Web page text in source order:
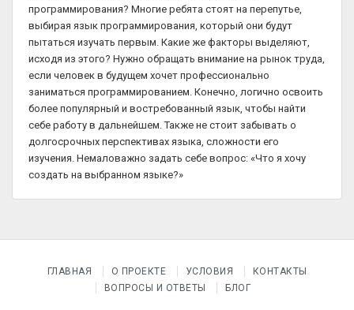
программирования? Многие ребята стоят на перепутье,
выбирая язык программирования, который они будут
пытаться изучать первым. Какие же факторы выделяют,
исходя из этого? Нужно обращать внимание на рынок труда,
если человек в будущем хочет профессионально
заниматься программированием. Конечно, логично освоить
более популярный и востребованный язык, чтобы найти
себе работу в дальнейшем. Также не стоит забывать о
долгосрочных перспективах языка, сложности его
изучения. Немаловажно задать себе вопрос: «Что я хочу
создать на выбранном языке?»
ГЛАВНАЯ О ПРОЕКТЕ УСЛОВИЯ
КОНТАКТЫ
ВОПРОСЫ И ОТВЕТЫ
БЛОГ